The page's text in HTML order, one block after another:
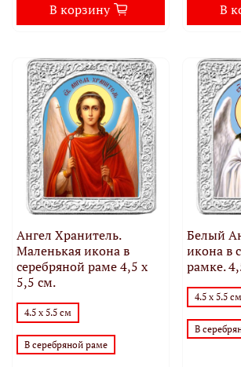
В корзину В
Ангел Хранитель.
Маленькая икона в
серебряной раме 4,5 х
5,5 см.
4.5 х 5.5 см
В серебряной раме
Белый
икона в
рамке.
4.5 х 5.5 см
В